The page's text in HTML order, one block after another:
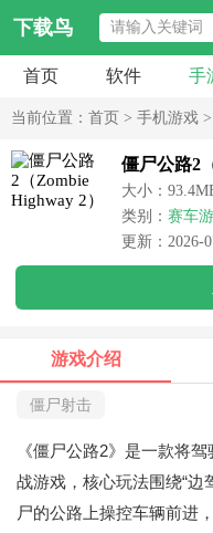
下载鸟
首页 软件 手
当前位置： 首页 > 手机游戏 >
僵尸公路2
大小：
类别： 赛车
更新：2026-
游戏介绍
僵尸射击
《僵尸公路2》是一款将
战游戏，核心玩法围绕“边
尸的公路上操控车辆前进